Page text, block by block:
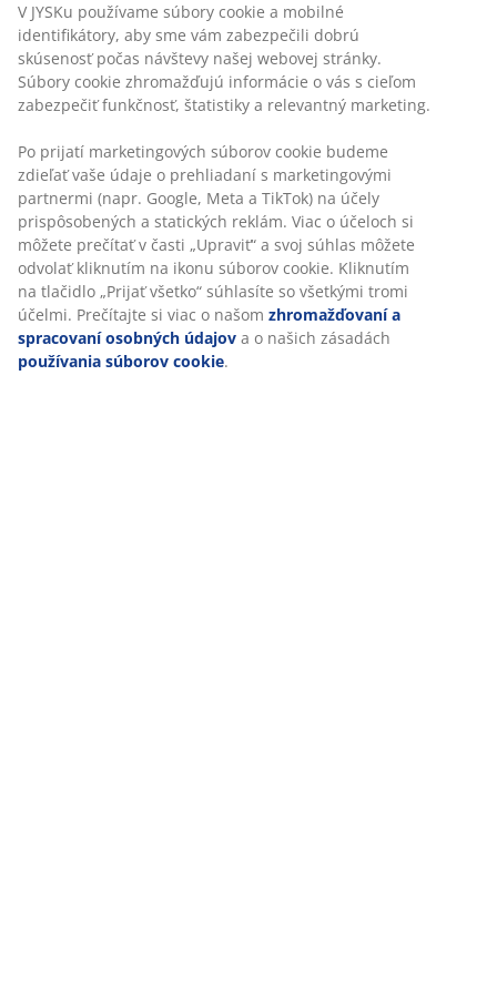
Rada:Spánok na bruchu odborníci neodporúčajú,
pretože spôsobuje napätie v oblasti krku. Ale ak je to
jediná poloha, v ktorej dokážete zaspať, dajte si vankúš
pod bruško, do panvovej oblasti, aby ste znížili tlak.
Poloha hviezdica
Hviezdica spí na chrbte s rukami okolo vankúša. Táto
poloha o vás hovorí, že ste dobrý poslucháč, a teda
dobrý priateľ, ktorý je vždy pripravený pomôcť druhým.
Tak ako vojaci, ľudia, ktorí spia v polohe hviezdica môžu
V JYSKu používame súbory cookie a mobilné
identifikátory, aby sme vám zabezpečili dobrú
skúsenosť počas návštevy našej webovej stránky.
Súbory cookie zhromažďujú informácie o vás s cieľom
zabezpečiť funkčnosť, štatistiky a relevantný marketing.
Po prijatí marketingových súborov cookie budeme
zdieľať vaše údaje o prehliadaní s marketingovými
partnermi (napr. Google, Meta a TikTok) na účely
prispôsobených a statických reklám. Viac o účeloch si
môžete prečítať v časti „Upraviť“ a svoj súhlas môžete
odvolať kliknutím na ikonu súborov cookie. Kliknutím
na tlačidlo „Prijať všetko“ súhlasíte so všetkými tromi
účelmi. Prečítajte si viac o našom zhromažďovaní a
spracovaní osobných údajov a o našich zásadách
používania súborov cookie.